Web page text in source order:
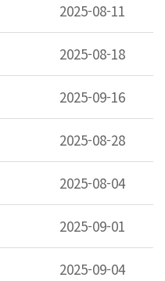
2025-08-11
2025-08-18
2025-09-16
2025-08-28
2025-08-04
2025-09-01
2025-09-04